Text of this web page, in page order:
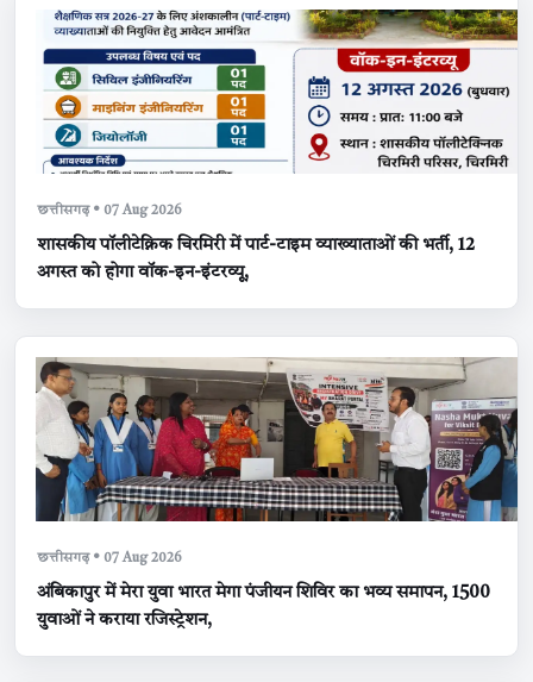
छत्तीसगढ़ • 07 Aug 2026
शासकीय पॉलीटेक्निक चिरमिरी में पार्ट-टाइम व्याख्याताओं की भर्ती, 12
अगस्त को होगा वॉक-इन-इंटरव्यू,
छत्तीसगढ़ • 07 Aug 2026
अंबिकापुर में मेरा युवा भारत मेगा पंजीयन शिविर का भव्य समापन, 1500
युवाओं ने कराया रजिस्ट्रेशन,